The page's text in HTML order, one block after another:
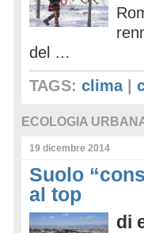
del …
TAGS: clima|
ECOLOGIA
19 dicembre 2014
Suolo
al top
di